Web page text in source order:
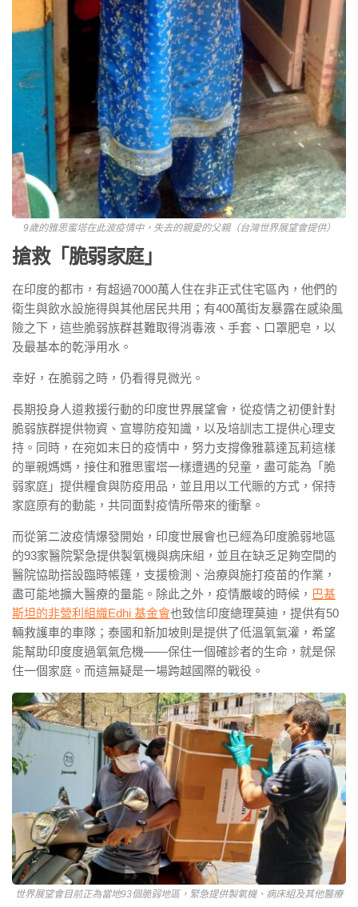
9歲的雅思蜜塔在此波疫情中，失去的親愛的父親（台灣世界展望會提供）
搶救「脆弱家庭」
在印度的都市，有超過7000萬人住在非正式住宅區內，他們的
衛生與飲水設施得與其他居民共用；有400萬街友暴露在感染風
險之下，這些脆弱族群甚難取得消毒液、手套、口罩肥皂，以
及最基本的乾淨用水。
幸好，在脆弱之時，仍看得見微光。
長期投身人道救援行動的印度世界展望會，從疫情之初便針對
脆弱族群提供物資、宣導防疫知識，以及培訓志工提供心理支
持。同時，在宛如末日的疫情中，努力支撐像雅慕達瓦莉這樣
的單親媽媽，接住和雅思蜜塔一樣遭遇的兒童，盡可能為「脆
弱家庭」提供糧食與防疫用品，並且用以工代賑的方式，保持
家庭原有的動能，共同面對疫情所帶來的衝擊。
而從第二波疫情爆發開始，印度世展會也已經為印度脆弱地區
的93家醫院緊急提供製氧機與病床組，並且在缺乏足夠空間的
醫院協助搭設臨時帳篷，支援檢測、治療與施打疫苗的作業，
盡可能地擴大醫療的量能。除此之外，疫情嚴峻的時候， 巴基
斯坦的非營利組織Edhi 基金會也致信印度總理莫迪，提供有50
輛救護車的車隊；泰國和新加坡則是提供了低溫氧氣灌，希望
能幫助印度度過氧氣危機——保住一個確診者的生命，就是保
住一個家庭。而這無疑是一場跨越國際的戰役。
世界展望會目前正為當地93個脆弱地區，緊急提供製氧機、病床組及其他醫療